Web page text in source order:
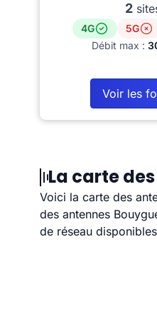
2
4G 5G
Débit max :
Voir les
La carte
Voici la carte des
des antennes
de réseau